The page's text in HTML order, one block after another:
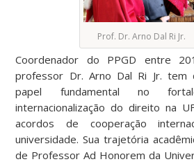
Prof. Dr. Arno Dal Ri Jr.
Coordenador do PPGD entre
professor Dr. Arno Dal Ri Jr. tem
papel fundamental no
internacionalização do direito na
acordos de cooperação
universidade. Sua trajetória
de Professor Ad Honorem da